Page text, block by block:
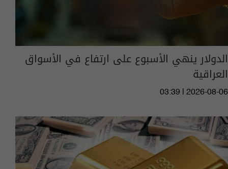
الدولار ينهي الأسبوع على ارتفاع في الأسواق
العراقية
03:39 | 2026-08-06